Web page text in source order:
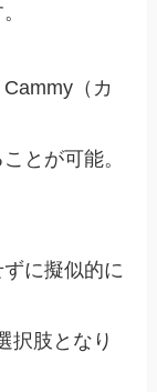
（カ
とが可能。
に擬似的に
択肢となり